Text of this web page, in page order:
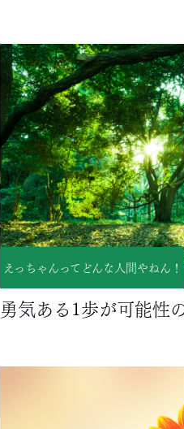
えっちゃんってどんな人間やねん！
勇気ある1歩が可能性